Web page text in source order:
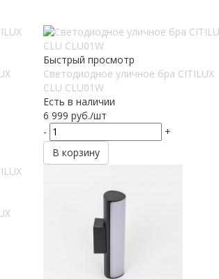
Быстрый просмотр
Светодиодное уличное бра CITILUX
CLU CLU01W
Есть в наличии
6 999 руб./шт
-
+
В корзину